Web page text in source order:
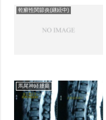
乾癬性関節炎(継続中)
馬尾神経腫瘍